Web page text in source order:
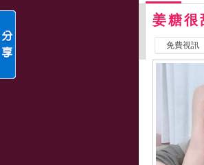
姜糖很
免費視訊